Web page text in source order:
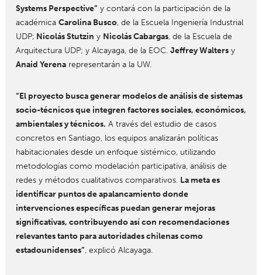
Systems Perspective” y contará con la participación de la
académica Carolina Busco, de la Escuela Ingeniería Industrial
UDP; Nicolás Stutzin y Nicolás Cabargas, de la Escuela de
Arquitectura UDP; y Alcayaga, de la EOC. Jeffrey Waltersy
Anaid Yerenarepresentarán a la UW.
“El proyecto busca generar modelos de análisis de sistemas
socio-técnicos que integren factores sociales, económicos,
ambientales y técnicos. A través del estudio de casos
concretos en Santiago, los equipos analizarán políticas
habitacionales desde un enfoque sistémico, utilizando
metodologías como modelación participativa, análisis de
redes y métodos cualitativos comparativos. La meta es
identificar puntos de apalancamiento donde
intervenciones específicas puedan generar mejoras
significativas, contribuyendo así con recomendaciones
relevantes tanto para autoridades chilenas como
estadounidenses”, explicó Alcayaga.